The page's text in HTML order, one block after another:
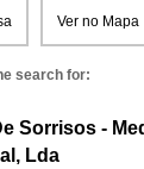
Ver no Mapa
search for:
Sorrisos -
Lda